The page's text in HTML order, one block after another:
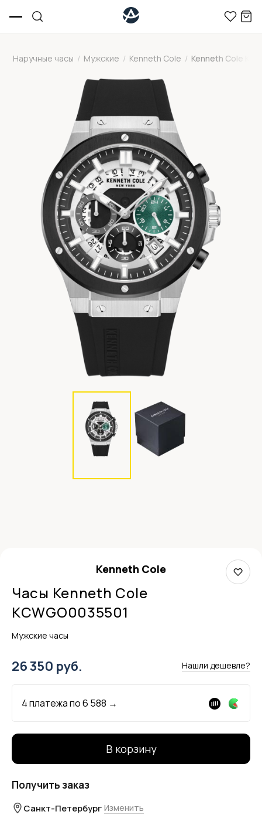
Наручные часы / Мужские / Kenneth Cole / Kenneth Cole
Kenneth Cole
Часы Kenneth Cole
KCWGO0035501
Мужские часы
26 350 руб. Нашли дешевле?
4 платежа по6 588 →
В корзину
Получить заказ
Санкт-Петербург Изменить